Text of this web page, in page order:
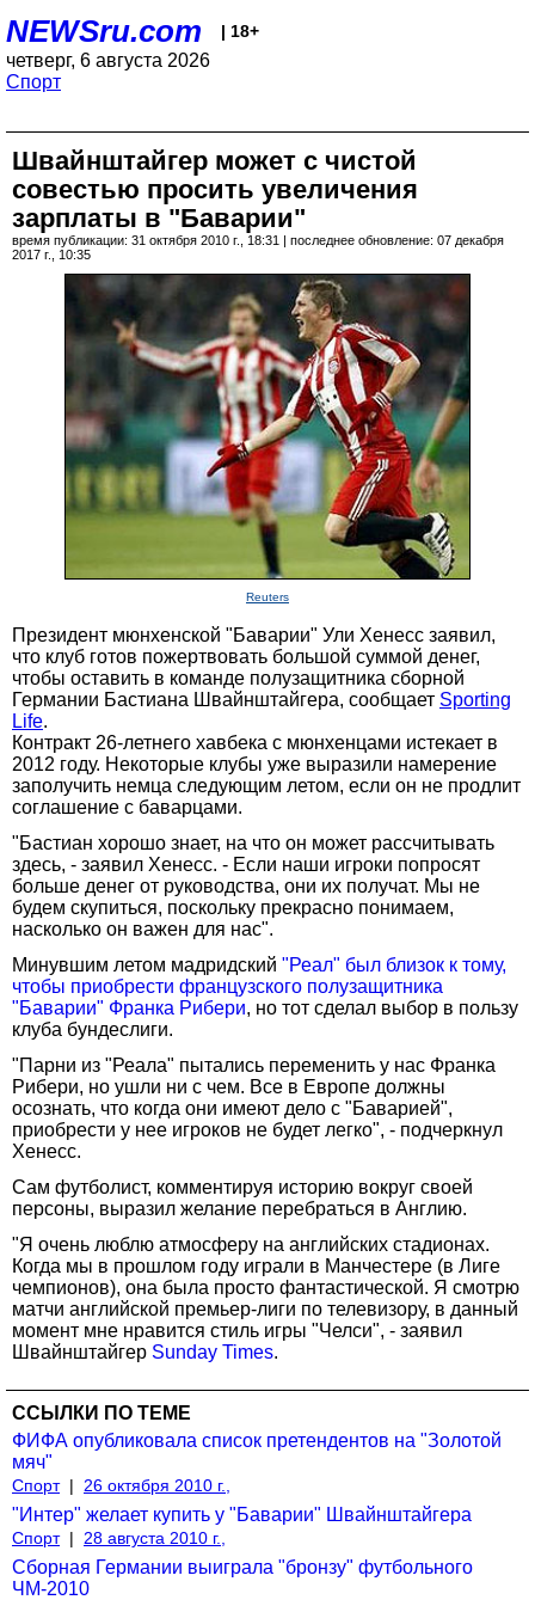
NEWSru.com | 18+
четверг, 6 августа 2026
Спорт
Швайнштайгер может с чистой
совестью просить увеличения
зарплаты в "Баварии"
время публикации: 31 октября 2010 г., 18:31 | последнее обновление: 07 декабря
2017 г., 10:35
Reuters
Президент мюнхенской "Баварии" Ули Хенесс заявил,
что клуб готов пожертвовать большой суммой денег,
чтобы оставить в команде полузащитника сборной
Германии Бастиана Швайнштайгера, сообщает Sporting
Life.
Контракт 26-летнего хавбека с мюнхенцами истекает в
2012 году. Некоторые клубы уже выразили намерение
заполучить немца следующим летом, если он не продлит
соглашение с баварцами.
"Бастиан хорошо знает, на что он может рассчитывать
здесь, - заявил Хенесс. - Если наши игроки попросят
больше денег от руководства, они их получат. Мы не
будем скупиться, поскольку прекрасно понимаем,
насколько он важен для нас".
Минувшим летом мадридский "Реал" был близок к тому,
чтобы приобрести французского полузащитника
"Баварии" Франка Рибери, но тот сделал выбор в пользу
клуба бундеслиги.
"Парни из "Реала" пытались переменить у нас Франка
Рибери, но ушли ни с чем. Все в Европе должны
осознать, что когда они имеют дело с "Баварией",
приобрести у нее игроков не будет легко", - подчеркнул
Хенесс.
Сам футболист, комментируя историю вокруг своей
персоны, выразил желание перебраться в Англию.
"Я очень люблю атмосферу на английских стадионах.
Когда мы в прошлом году играли в Манчестере (в Лиге
чемпионов), она была просто фантастической. Я смотрю
матчи английской премьер-лиги по телевизору, в данный
момент мне нравится стиль игры "Челси", - заявил
Швайнштайгер Sunday Times.
ССЫЛКИ ПО ТЕМЕ
ФИФА опубликовала список претендентов на "Золотой
мяч"
Спорт | 26 октября 2010 г.,
"Интер" желает купить у "Баварии" Швайнштайгера
Спорт | 28 августа 2010 г.,
Сборная Германии выиграла "бронзу" футбольного
ЧМ-2010